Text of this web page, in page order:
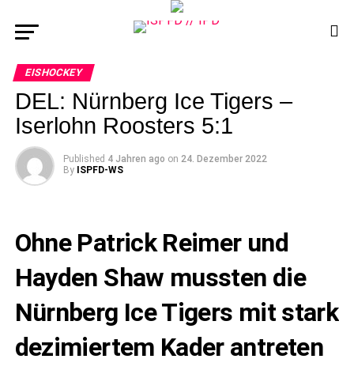
EISHOCKEY
DEL: Nürnberg Ice Tigers –
Iserlohn Roosters 5:1
Published 4 Jahren ago on 24. Dezember 2022
By ISPFD-WS
Ohne Patrick Reimer und
Hayden Shaw mussten die
Nürnberg Ice Tigers mit stark
dezimiertem Kader antreten